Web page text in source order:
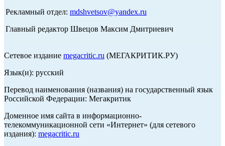
Рекламный отдел: mdshvetsov@yandex.ru
Главный редактор Швецов Максим Дмитриевич
Сетевое издание megacritic.ru (МЕГАКРИТИК.РУ)
Язык(и): русский
Перевод наименования (названия) на государственный язык
Российской Федерации: Мегакритик
Доменное имя сайта в информационно-
телекоммуникационной сети «Интернет» (для сетевого
издания): megacritic.ru